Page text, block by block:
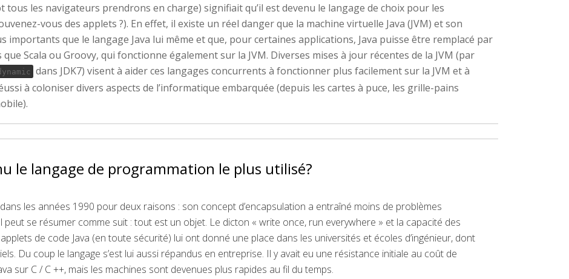
tous les navigateurs prendrons en charge) signifiait qu’il est devenu le langage de choix pour les
vous des applets ?). En effet, il existe un réel danger que la machine virtuelle Java (JVM) et son
importants que le langage Java lui même et que, pour certaines applications, Java puisse être remplacé par
Scala ou Groovy, qui fonctionne également sur la JVM. Diverses mises à jour récentes de la JVM (par
dans JDK7) visent à aider ces langages concurrents à fonctionner plus facilement sur la JVM et à
à coloniser divers aspects de l’informatique embarquée (depuis les cartes à puce, les grille-pains
le langage de programmation le plus utilisé?
les années 1990 pour deux raisons : son concept d’encapsulation a entraîné moins de problèmes
peut se résumer comme suit : tout est un objet. Le dicton « write once, run everywhere » et la capacité des
de code Java (en toute sécurité) lui ont donné une place dans les universités et écoles d’ingénieur, dont
Du coup le langage s’est lui aussi répandus en entreprise. Il y avait eu une résistance initiale au coût de
sur C / C ++, mais les machines sont devenues plus rapides au fil du temps.